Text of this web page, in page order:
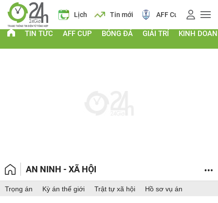
Giá vàng Lịch Tin mới AFF Cup Giá
TIN TỨC AFF CUP BÓNG ĐÁ GIẢI TRÍ KINH
AN NINH - XÃ HỘI
Trọng án Kỳ án thế giới Trật tự xã hội Hồ sơ vụ án